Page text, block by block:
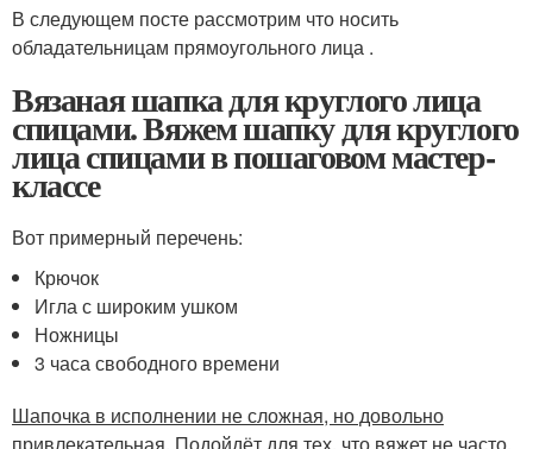
В следующем посте рассмотрим что носить
обладательницам прямоугольного лица .
Вязаная шапка для круглого лица
спицами. Вяжем шапку для круглого
лица спицами в пошаговом мастер-
классе
Вот примерный перечень:
Крючок
Игла с широким ушком
Ножницы
3 часа свободного времени
Шапочка в исполнении не сложная, но довольно